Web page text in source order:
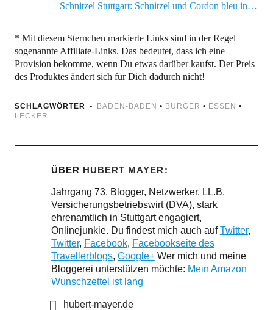
Schnitzel Stuttgart: Schnitzel und Cordon bleu in…
* Mit diesem Sternchen markierte Links sind in der Regel
sogenannte Affiliate-Links. Das bedeutet, dass ich eine
Provision bekomme, wenn Du etwas darüber kaufst. Der Preis
des Produktes ändert sich für Dich dadurch nicht!
SCHLAGWÖRTER BADEN-BADEN • BURGER • ESSEN •
LECKER
ÜBER HUBERT MAYER
Jahrgang 73, Blogger, Netzwerker, LL.B,
Versicherungsbetriebswirt (DVA), stark
ehrenamtlich in Stuttgart engagiert,
Onlinejunkie. Du findest mich auch aufTwitter,
Twitter, Facebook, Facebookseite des
Travellerblogs, Google+Wer mich und meine
Bloggerei unterstützen möchte: Mein Amazon
Wunschzettel ist lang
hubert-mayer.de